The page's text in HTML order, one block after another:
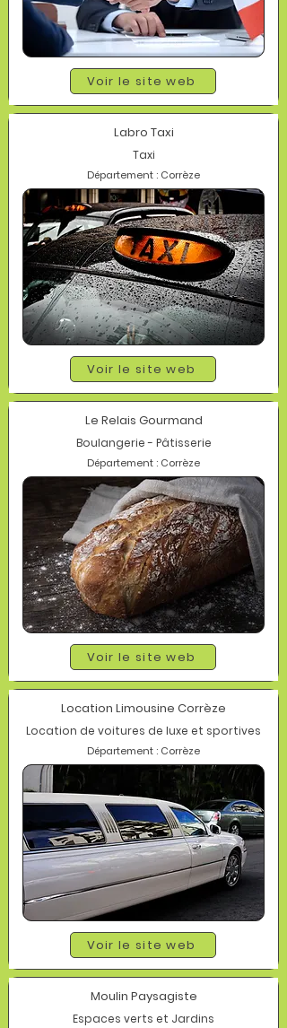
Voir le site web
Labro Taxi
Taxi
Département : Corrèze
Voir le site web
Le Relais Gourmand
Boulangerie - Pâtisserie
Département : Corrèze
Voir le site web
Location Limousine Corrèze
Location de voitures de luxe et sportives
Département : Corrèze
Voir le site web
Moulin Paysagiste
Espaces verts et Jardins